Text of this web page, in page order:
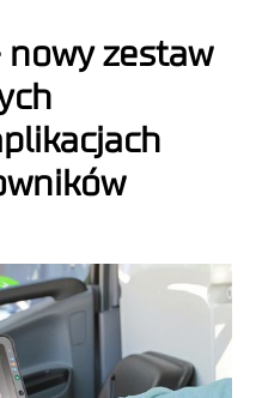
zestaw